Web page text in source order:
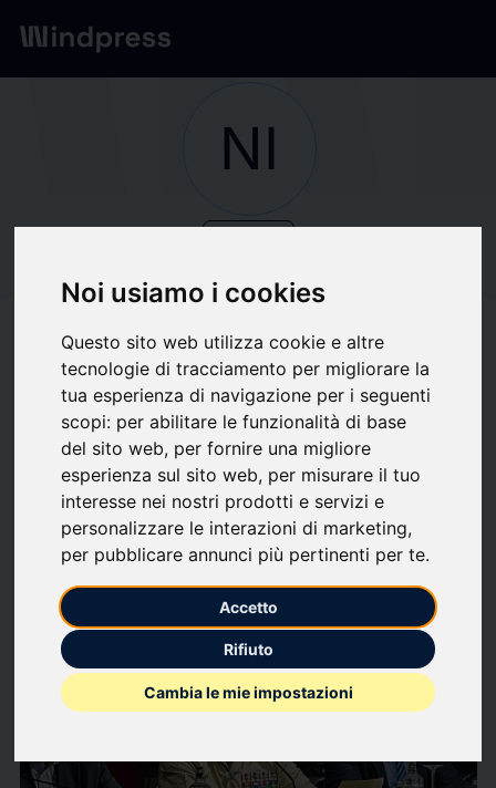
Noi usiamo i cookies
Questo sito web utilizza cookie e altre
tecnologie di tracciamento per migliorare la
tua esperienza di navigazione per i seguenti
scopi: per abilitare le funzionalità di base
del sito web, per fornire una migliore
esperienza sul sito web, per misurare il tuo
interesse nei nostri prodotti e servizi e
personalizzare le interazioni di marketing,
per pubblicare annunci più pertinenti per te.
Accetto
Rifiuto
Cambia le mie impostazioni
Network/Società
NI
NITID
Segui aggiornamenti
Di cosa scriviamo
EconomiaEconomia internazionale Finanza
Politica Interna